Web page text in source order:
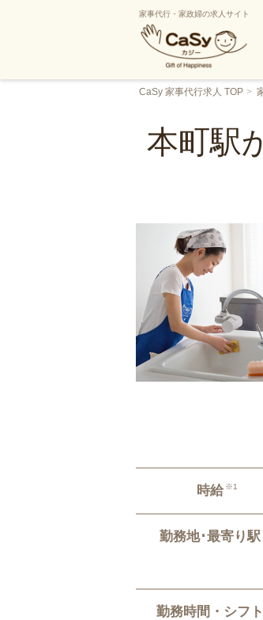
家事代行・家政婦の求人サイト
CaSy 家事代行求人 TOP
本町駅
時給 ※1
勤務地･最寄り駅
勤務時間・シフト